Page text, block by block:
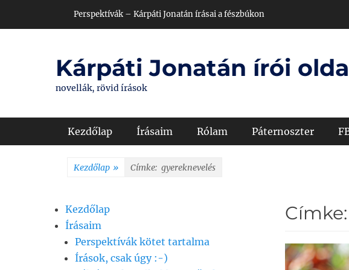
Header Top Menu
Perspektívák – Kárpáti Jonatán írásai a fészbúkon
Kárpáti Jonatán írói
novellák, rövid írások
Primary Menu
Kezdőlap Írásaim Rólam Páternoszter
Kezdőlap » Címke: gyereknevelés
Címke:
Kezdőlap
Írásaim
Perspektívák kötet tartalma
Írások, csak úgy :-)